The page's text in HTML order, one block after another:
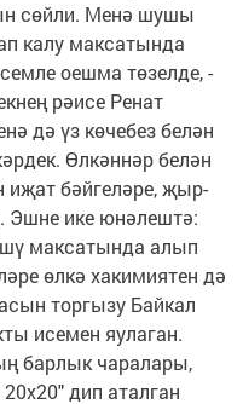
сөйли. Менә шушы
калу максатында
оешма төзелде, -
рәисе Ренат
дә үз көчебез белән
Өлкәннәр белән
бәйгеләре, җыр-
Эшне ике юнәлештә:
максатында алып
өлкә хакимиятен дә
торгызу Байкал
исемен яулаган.
барлык чаралары,
дип аталган